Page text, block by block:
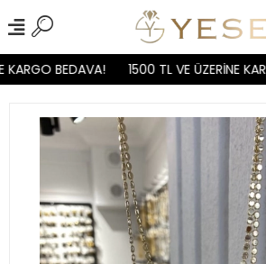
BEDAVA! 1500 TL VE ÜZERİNE